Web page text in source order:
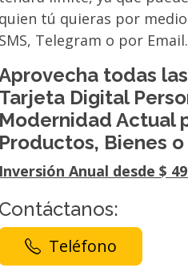
quien tú quieras por
SMS, Telegram o por Email.
todas
Tarjeta Digital
Modernidad Actual
Productos, Bienes
Inversión Anual desde $
Contáctanos:
Teléfono